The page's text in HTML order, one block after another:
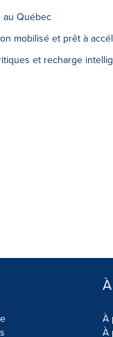
au Québec
mobilisé et prêt à
et recharge
À
À